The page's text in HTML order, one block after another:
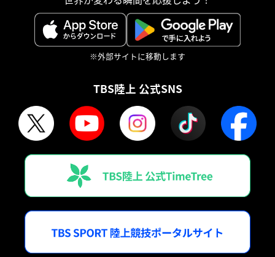
※外部サイトに移動します
TBS陸上 公式SNS